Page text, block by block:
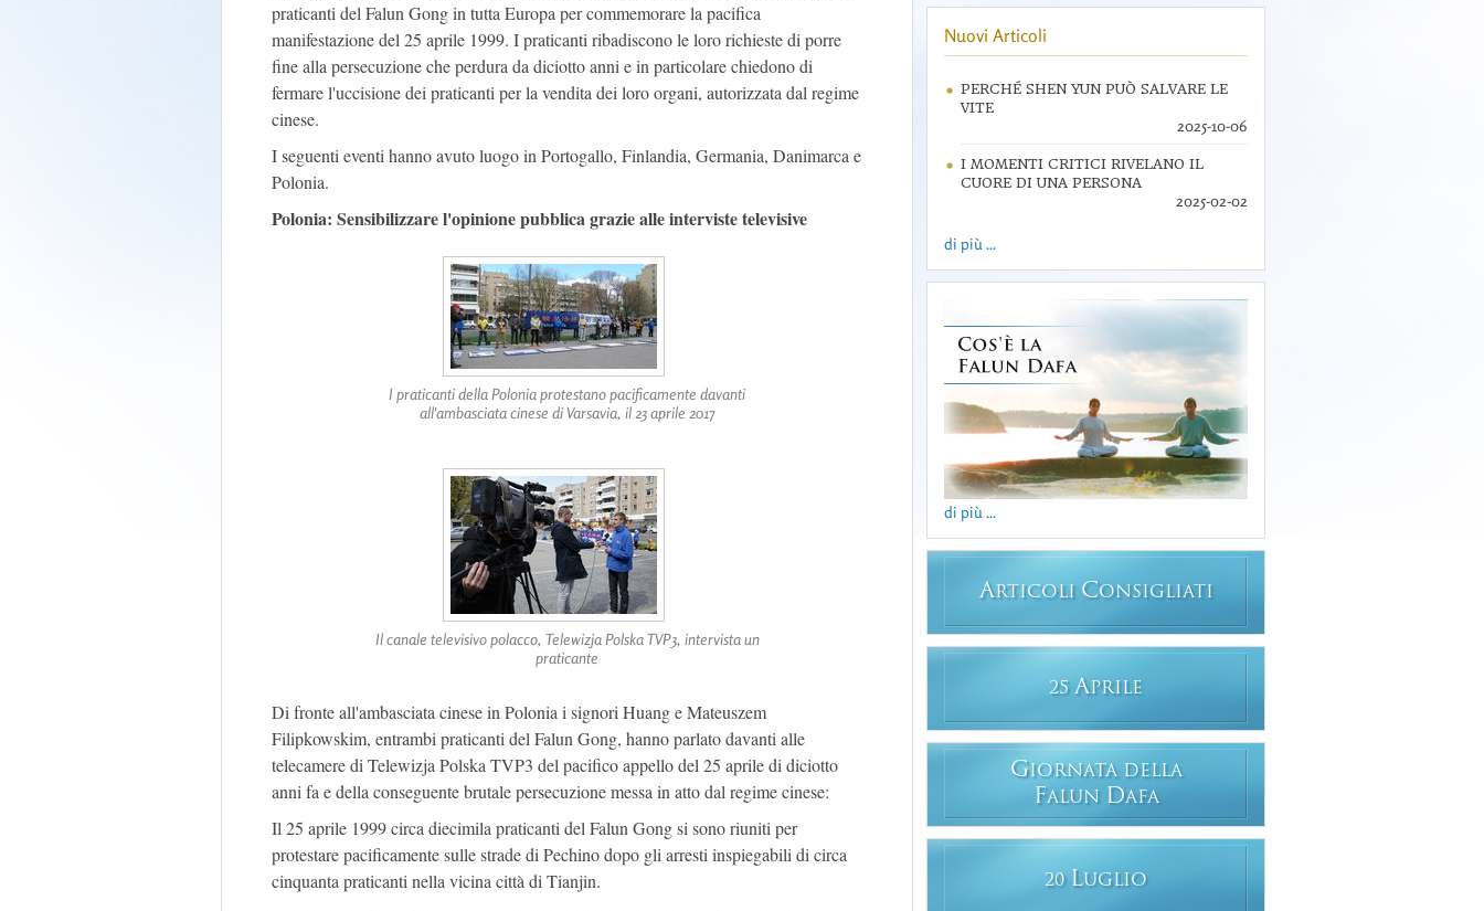
praticanti del Falun Gong in tutta Europa per commemorare la pacifica
manifestazione del 25 aprile 1999. I praticanti ribadiscono le loro richieste di porre
fine alla persecuzione che perdura da diciotto anni e in particolare chiedono di
fermare l'uccisione dei praticanti per la vendita dei loro organi, autorizzata dal regime
cinese.
I seguenti eventi hanno avuto luogo in Portogallo, Finlandia, Germania, Danimarca e
Polonia.
Polonia: Sensibilizzare l'opinione pubblica grazie alle interviste televisive
I praticanti della Polonia protestano pacificamente davanti
all'ambasciata cinese di Varsavia, il 23 aprile 2017
Il canale televisivo polacco, Telewizja Polska TVP3, intervista un
praticante
Di fronte all'ambasciata cinese in Polonia i signori Huang e Mateuszem
Filipkowskim, entrambi praticanti del Falun Gong, hanno parlato davanti alle
telecamere di Telewizja Polska TVP3 del pacifico appello del 25 aprile di diciotto
anni fa e della conseguente brutale persecuzione messa in atto dal regime cinese:
Il 25 aprile 1999 circa diecimila praticanti del Falun Gong si sono riuniti per
protestare pacificamente sulle strade di Pechino dopo gli arresti inspiegabili di circa
cinquanta praticanti nella vicina città di Tianjin.
Nuovi Articoli
PERCHÉ SHEN YUN PUÒ SALVARE LE
VITE
2025-10-06
I MOMENTI CRITICI RIVELANO IL
CUORE DI UNA PERSONA
2025-02-02
di più ...
di più ...
ARTICOLI CONSIGLIATI
25 APRILE
GIORNATA DELLA
FALUN DAFA
20 LUGLIO